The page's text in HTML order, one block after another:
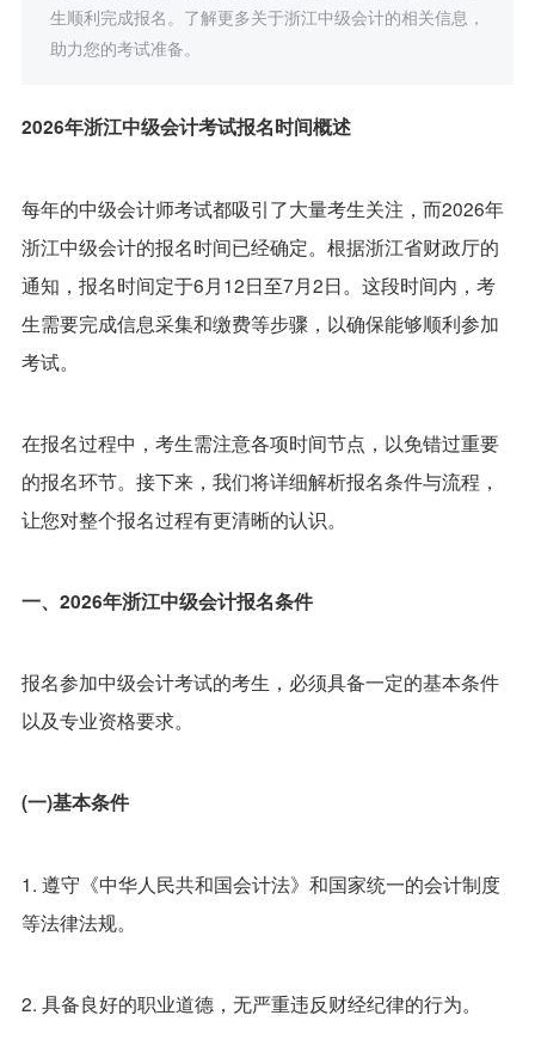
生顺利完成报名。了解更多关于浙江中级会计的相关信息，
助力您的考试准备。
2026年浙江中级会计考试报名时间概述
每年的中级会计师考试都吸引了大量考生关注，而2026年
浙江中级会计的报名时间已经确定。根据浙江省财政厅的
通知，报名时间定于6月12日至7月2日。这段时间内，考
生需要完成信息采集和缴费等步骤，以确保能够顺利参加
考试。
在报名过程中，考生需注意各项时间节点，以免错过重要
的报名环节。接下来，我们将详细解析报名条件与流程，
让您对整个报名过程有更清晰的认识。
一、2026年浙江中级会计报名条件
报名参加中级会计考试的考生，必须具备一定的基本条件
以及专业资格要求。
(一)基本条件
1. 遵守《中华人民共和国会计法》和国家统一的会计制度
等法律法规。
2. 具备良好的职业道德，无严重违反财经纪律的行为。